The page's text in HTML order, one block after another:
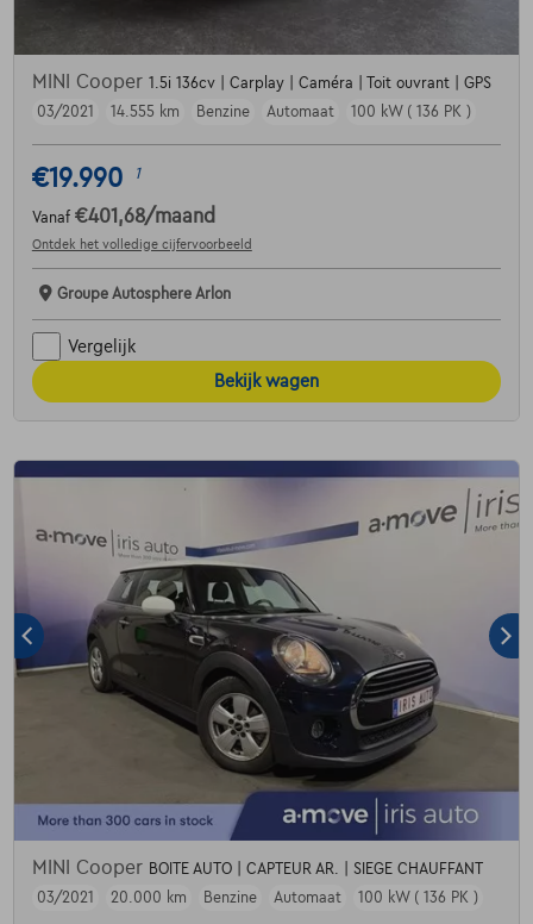
MINI Cooper 1.5i 136cv | Carplay | Caméra | Toit ouvrant | GPS
03/2021
14.555 km Benzine Automaat 100 kW ( 136 PK )
€19.990 1
Vanaf €401,68/maand
Ontdek het volledige cijfervoorbeeld
Groupe Autosphere Arlon
Vergelijk
Bekijk wagen
MINI Cooper BOITE AUTO | CAPTEUR AR. | SIEGE CHAUFFANT
03/2021
20.000 km Benzine Automaat 100 kW ( 136 PK )